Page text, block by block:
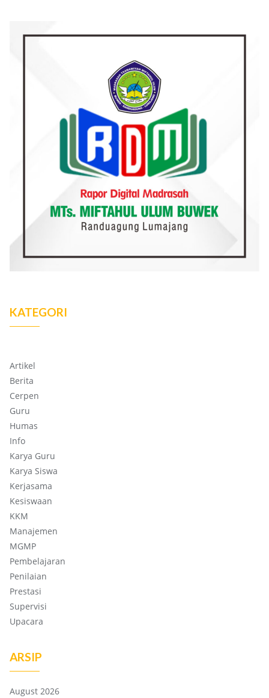
KATEGORI
Artikel
Berita
Cerpen
Guru
Humas
Info
Karya Guru
Karya Siswa
Kerjasama
Kesiswaan
KKM
Manajemen
MGMP
Pembelajaran
Penilaian
Prestasi
Supervisi
Upacara
ARSIP
August 2026